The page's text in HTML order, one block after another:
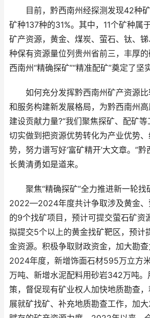
目前，黔西南州经探测发现42种矿
矿种137种的31%。其中，11个矿种属
矿产资源，黄金、煤炭、萤石、钛、
种保有资源量位列贵州省前三，丰厚
西南州“精确探矿”“精准配矿”奠定了坚
如何充分发挥黔西南州矿产资源比
和服务构建新发展格局，为黔西南州
建设贡献力量?“我们聚焦探矿、配矿等
切实做到把资源优势转化为产业优势
势，努力谱写好‘富矿精开’大文章。”
长黄清勇如是道来。
聚焦“精确探矿”全力推进新一轮找
2022—2024年度共计争取涉及黄金、
的9个找矿项目，预计可提交萤石矿资
拟提交5个以上的黄金找矿靶区，预计
金资源。积极争取财政资金，加大勘
2024年度，新增饰面石材595万立方
万吨、新增水泥配料用砂岩342万吨。
策，督促现有矿业权人加快地质勘查
展就矿找矿、补充地质勘查工作，加